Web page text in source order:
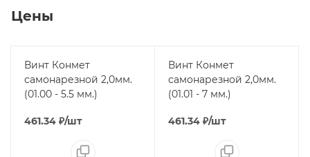
Цены
Винт Конмет
самонарезной 2,0мм.
(01.00 - 5.5 мм.)
461.34 ₽/шт
Винт Конмет
самонарезной 2,0мм.
(01.01 - 7 мм.)
461.34 ₽/шт